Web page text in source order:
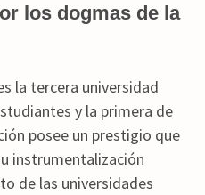
los dogmas de la
la tercera universidad
y la primera de
posee un prestigio que
instrumentalización
de las universidades